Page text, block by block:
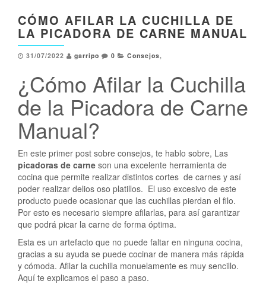
CÓMO AFILAR LA CUCHILLA DE
LA PICADORA DE CARNE MANUAL
31/07/2022 garripo 0 Consejos,
¿Cómo Afilar la Cuchilla
de la Picadora de Carne
Manual?
En este primer post sobre consejos, te hablo sobre, Las
picadoras de carne son una excelente herramienta de
cocina que permite realizar distintos cortes de carnes y así
poder realizar delios oso platillos. El uso excesivo de este
producto puede ocasionar que las cuchillas pierdan el filo.
Por esto es necesario siempre afilarlas, para así garantizar
que podrá picar la carne de forma óptima.
Esta es un artefacto que no puede faltar en ninguna cocina,
gracias a su ayuda se puede cocinar de manera más rápida
y cómoda. Afilar la cuchilla monuelamente es muy sencillo.
Aquí te explicamos el paso a paso.